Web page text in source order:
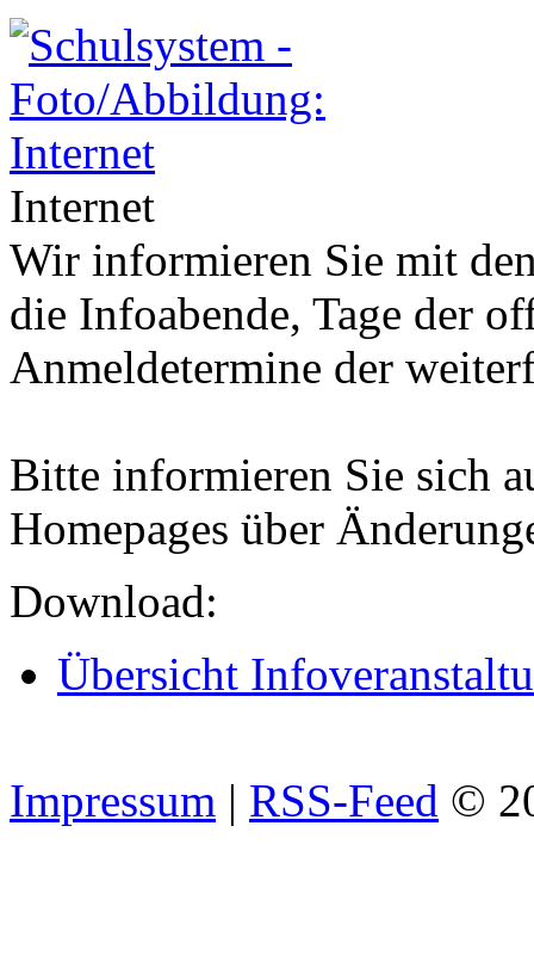
Internet
Wir informieren Sie mit
die Infoabende, Tage der
Anmeldetermine der
Bitte informieren Sie sich
Homepages über
Download:
Übersicht
Impressum | RSS-Feed ©